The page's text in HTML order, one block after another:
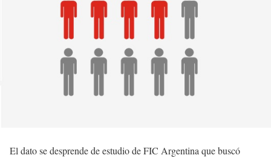
El dato se desprende de estudio de FIC Argentina que buscó